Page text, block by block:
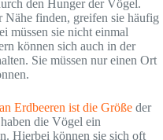
den Hunger der Vögel.
Nähe finden, greifen sie häufig
müssen sie nicht einmal
können sich auch in der
Sie müssen nur einen Ort
Erdbeeren ist die Größe der
die Vögel ein
Hierbei können sie sich oft